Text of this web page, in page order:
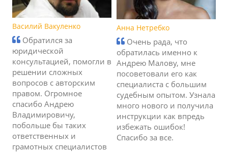
Василий Вакуленко
Обратился за
юридической
консультацией, помогли в
решении сложных
вопросов с авторским
правом. Огромное
спасибо Андрею
Владимировичу,
побольше бы таких
ответственных и
грамотных специалистов
Анна Нетребко
Очень рада, что
обратилась именно к
Андрею Малову, мне
посоветовали его как
специалиста с большим
судебным опытом. Узнала
много нового и получила
инструкции как впредь
избежать ошибок!
Спасибо за все.